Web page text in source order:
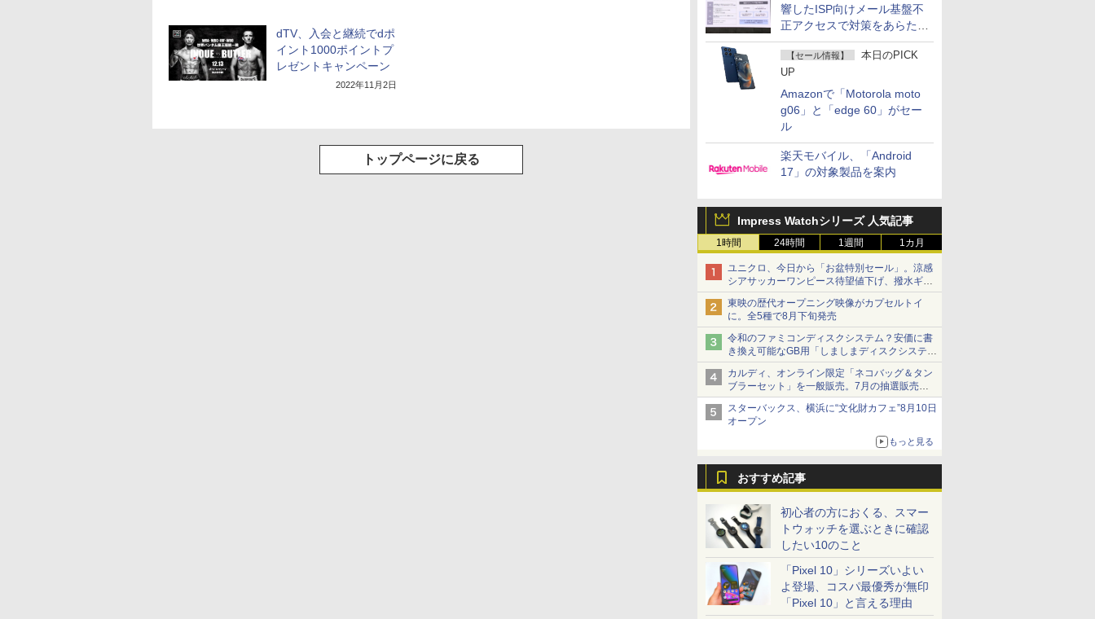
響したISP向けメール基盤不
正アクセスで対策をあらため
て説明
【セール情報】
本日のPICK
UP
Amazonで「Motorola moto
g06」と「edge 60」がセー
ル
楽天モバイル、「Android
17」の対象製品を案内
Impress Watchシリーズ 人気記事
1時間 24時間 1週間 1カ月
ユニクロ、今日から「お盆特別セール」。涼感
シアサッカーワンピース待望値下げ、撥水ギア
ショーツは1990円に
東映の歴代オープニング映像がカプセルトイ
に。全5種で8月下旬発売
令和のファミコンディスクシステム？安価に書
き換え可能なGB用「しましまディスクシステ
ム」
カルディ、オンライン限定「ネコバッグ＆タン
ブラーセット」を一般販売。7月の抽選販売の
当選無効分
スターバックス、横浜に“文化財カフェ”8月10日
オープン
もっと見る
おすすめ記事
初心者の方におくる、スマー
トウォッチを選ぶときに確認
したい10のこと
「Pixel 10」シリーズいよい
よ登場、コスパ最優秀が無印
「Pixel 10」と言える理由
dTV、入会と継続でdポ
イント1000ポイントプ
レゼントキャンペーン
2022年11月2日
トップページに戻る